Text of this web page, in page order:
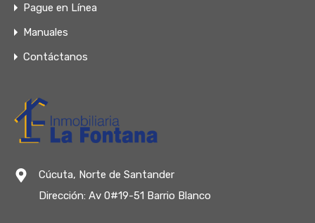
Pague en Línea
Manuales
Contáctanos
Cúcuta, Norte de Santander
Dirección: Av 0#19-51 Barrio Blanco